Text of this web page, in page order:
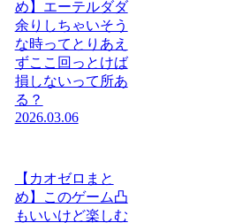
め】エーテルダダ
余りしちゃいそう
な時ってとりあえ
ずここ回っとけば
損しないって所あ
る？
2026.03.06
【カオゼロまと
め】このゲーム凸
もいいけど楽しむ